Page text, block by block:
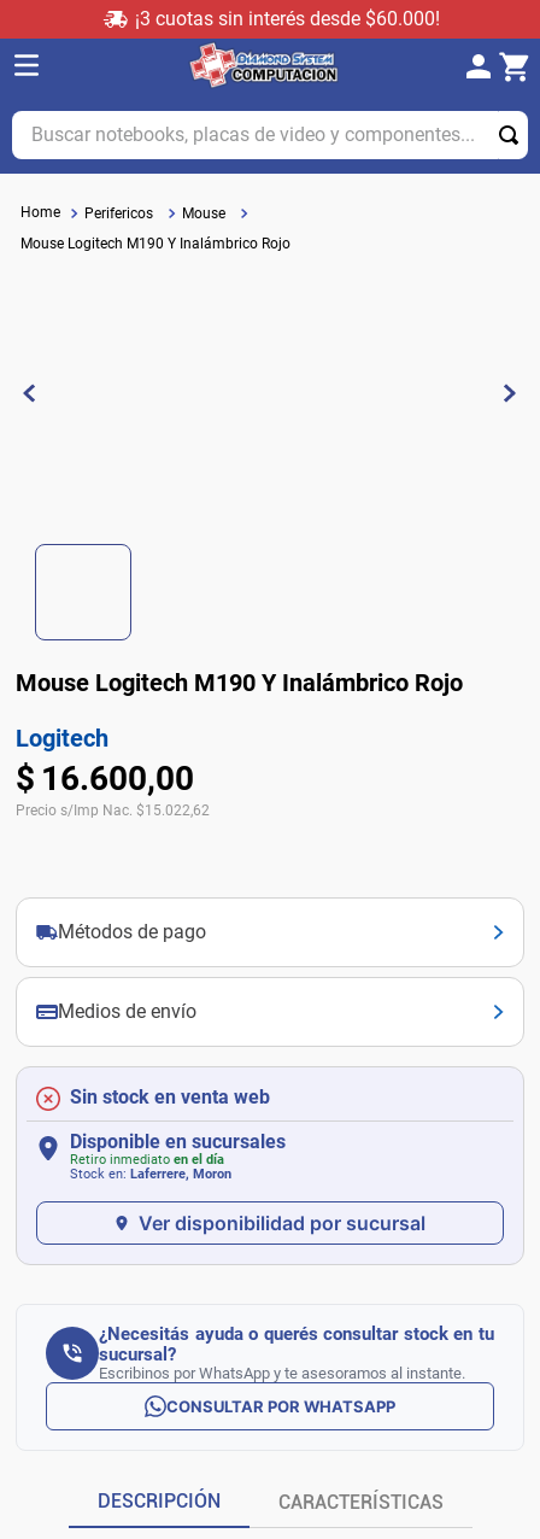
¡3 cuotas sin interés desde $60.000!
Buscar notebooks, placas de video y componentes...
Perifericos
Mouse
Mouse Logitech M190 Y Inalámbrico Rojo
Mouse Logitech M190 Y Inalámbrico Rojo
Logitech
$ 16.600,00
Precio s/Imp Nac. $15.022,62
Métodos de pago
Medios de envío
Sin stock en venta web
Disponible en sucursales
Retiro inmediato en el día
Stock en: Laferrere, Moron
Ver disponibilidad por sucursal
¿Necesitás ayuda o querés consultar stock en tu
sucursal?
Escribinos por WhatsApp y te asesoramos al instante.
CONSULTAR POR WHATSAPP
DESCRIPCIÓN CARACTERÍSTICAS